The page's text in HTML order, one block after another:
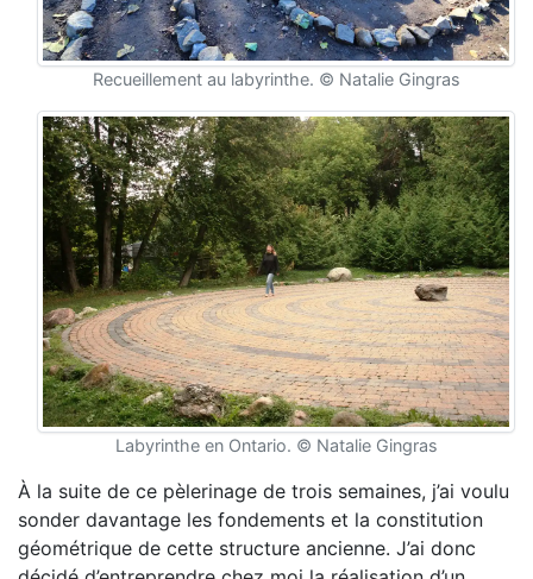
Recueillement au labyrinthe. © Natalie Gingras
Labyrinthe en Ontario. © Natalie Gingras
À la suite de ce pèlerinage de trois semaines, j’ai voulu
sonder davantage les fondements et la constitution
géométrique de cette structure ancienne. J’ai donc